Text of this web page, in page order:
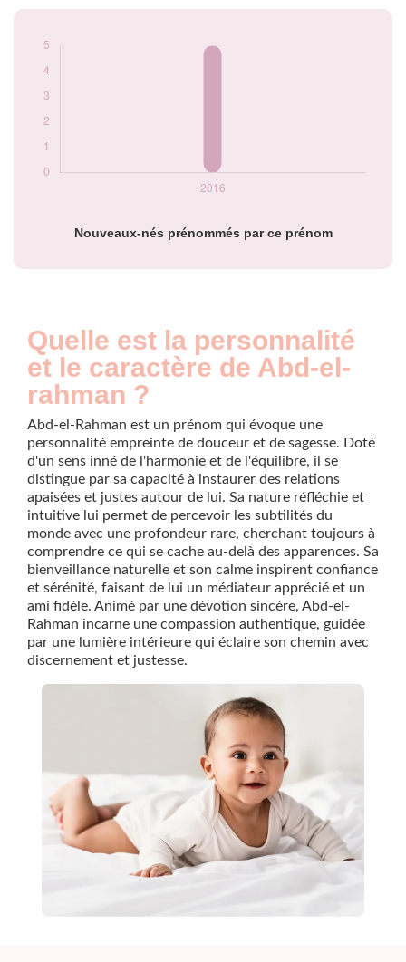
Nouveaux-nés prénommés par ce prénom
Quelle est la personnalité
et le caractère de Abd-el-
rahman ?
Abd-el-Rahman est un prénom qui évoque une
personnalité empreinte de douceur et de sagesse. Doté
d'un sens inné de l'harmonie et de l'équilibre, il se
distingue par sa capacité à instaurer des relations
apaisées et justes autour de lui. Sa nature réfléchie et
intuitive lui permet de percevoir les subtilités du
monde avec une profondeur rare, cherchant toujours à
comprendre ce qui se cache au-delà des apparences. Sa
bienveillance naturelle et son calme inspirent confiance
et sérénité, faisant de lui un médiateur apprécié et un
ami fidèle. Animé par une dévotion sincère, Abd-el-
Rahman incarne une compassion authentique, guidée
par une lumière intérieure qui éclaire son chemin avec
discernement et justesse.